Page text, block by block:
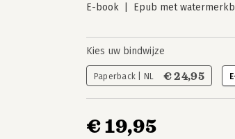
E-book Epub met
Kies uw bindwijze
Paperback | NL € 24,95
€ 19,95